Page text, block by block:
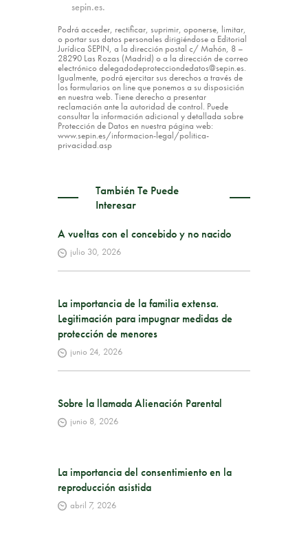
sepin.es.
Podrá acceder, rectificar, suprimir, oponerse, limitar,
o portar sus datos personales dirigiéndose a Editorial
Jurídica SEPIN, a la dirección postal c/ Mahón, 8 –
28290 Las Rozas (Madrid) o a la dirección de correo
electrónico delegadodeprotecciondedatos@sepin.es.
Igualmente, podrá ejercitar sus derechos a través de
los formularios on line que ponemos a su disposición
en nuestra web. Tiene derecho a presentar
reclamación ante la autoridad de control. Puede
consultar la información adicional y detallada sobre
Protección de Datos en nuestra página web:
www.sepin.es/informacion-legal/politica-
privacidad.asp
También Te Puede
Interesar
A vueltas con el concebido y no nacido
julio 30, 2026
La importancia de la familia extensa.
Legitimación para impugnar medidas de
protección de menores
junio 24, 2026
Sobre la llamada Alienación Parental
junio 8, 2026
La importancia del consentimiento en la
reproducción asistida
abril 7, 2026